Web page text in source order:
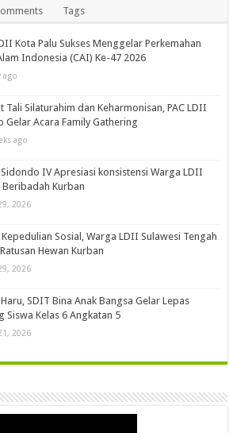
Tags
Kota Palu Sukses Menggelar Perkemahan
Indonesia (CAI) Ke-47 2026
ago
Tali Silaturahim dan Keharmonisan, PAC LDII
Gelar Acara Family Gathering
ago
IV Apresiasi konsistensi Warga LDII
Beribadah Kurban
2026
Sosial, Warga LDII Sulawesi Tengah
Hewan Kurban
2026
SDIT Bina Anak Bangsa Gelar Lepas
Siswa Kelas 6 Angkatan 5
2026